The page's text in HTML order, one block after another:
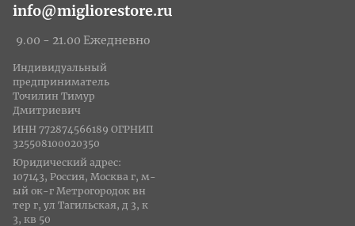
info@migliorestore.ru
9.00 - 21.00 Ежедневно
Индивидуальный
предприниматель
Точилин Тимур
Дмитриевич
ИНН 772874566189 ОГРНИП
325508100020350
Юридический адрес:
107143, Россия, Москва г, м-
ый ок-г Метрогородок вн
тер г, ул Тагильская, д 3, к
3, кв 50